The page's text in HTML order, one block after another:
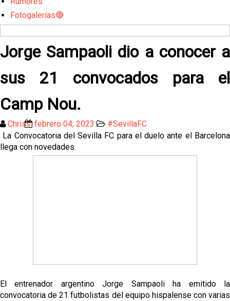
Fotogalerías🔴
Jorge Sampaoli dio a conocer a
sus 21 convocados para el
Camp Nou.
Chriss febrero 04, 2023
#SevillaFC
La Convocatoria del Sevilla FC para el duelo ante el Barcelona
llega con novedades.
El entrenador argentino Jorge Sampaoli ha emitido la
convocatoria de 21 futbolistas del equipo hispalense con varias